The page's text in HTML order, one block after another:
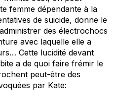
femme dépendante à la
de suicide, donne le
des électrochocs
avec laquelle elle a
Cette lucidité devant
a de quoi faire frémir le
peut-être des
par Kate: